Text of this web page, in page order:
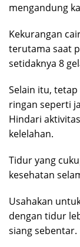
mengandung
Kekurangan
terutama saat
setidaknya 8
Selain itu,
ringan seperti
Hindari
kelelahan.
Tidur yang
kesehatan
Usahakan
dengan tidur
siang sebentar.